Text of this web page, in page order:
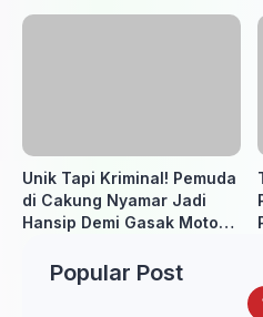
Unik Tapi Kriminal! Pemuda
di Cakung Nyamar Jadi
Hansip Demi Gasak Motor
Popular Post